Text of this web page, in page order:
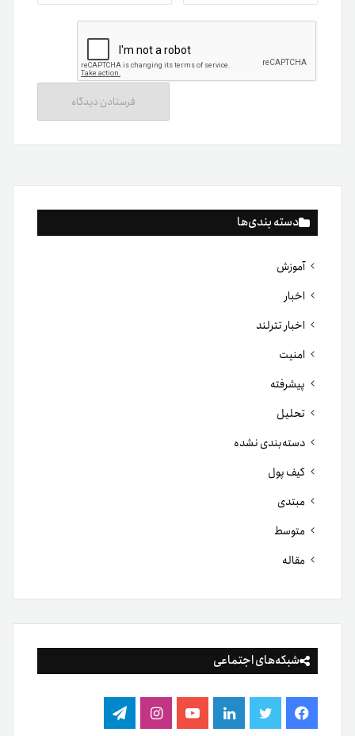
دسته بندی‌ها
آموزش
اخبار
اخبار تترلند
امنیت
پیشرفته
تحلیل
دسته‌بندی نشده
کیف پول
مبتدی
متوسط
مقاله
شبکه‌های اجتماعی
فیس توییتر لینکدینیوتیوباینستاگرام
تلگرام